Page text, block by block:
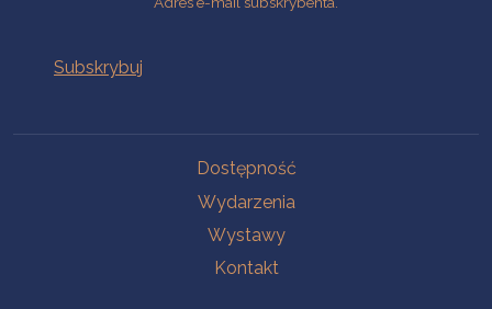
Dostępność
Wydarzenia
Wystawy
Kontakt